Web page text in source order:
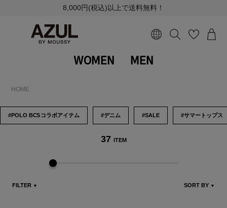
8,000円(税込)以上で送料無料！
WOMEN MEN
HOME
#POLO BCS コラボアイテム #デニム #SALE #サマートップス
37 ITEM
FILTER ▼ SORT BY ▼